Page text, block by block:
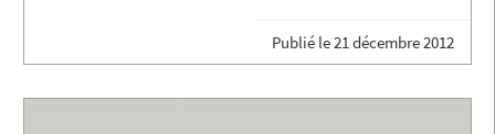
Publié le21 décembre 2012